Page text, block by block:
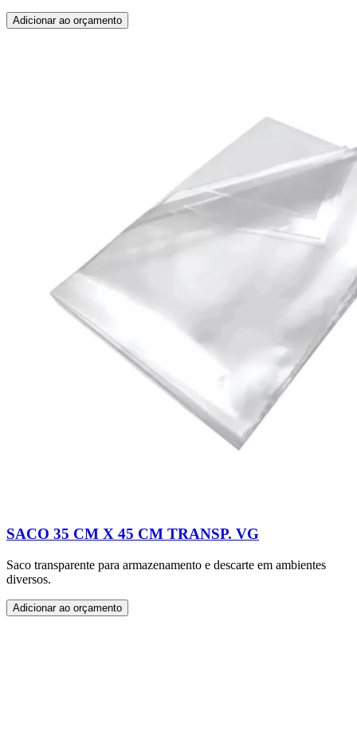
Adicionar ao orçamento
SACO 35 CM X 45 CM TRANSP. VG
Saco transparente para armazenamento e descarte em ambientes
diversos.
Adicionar ao orçamento